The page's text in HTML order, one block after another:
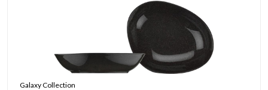
Galaxy Collection